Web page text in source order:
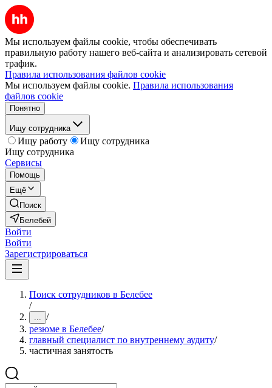
Мы используем файлы cookie, чтобы обеспечивать
правильную работу нашего веб-сайта и анализировать сетевой
трафик.
Правила использования файлов cookie
Мы используем файлы cookie. Правила использования
файлов cookie
Понятно
Ищу сотрудника
Ищу работу
Ищу сотрудника
Ищу сотрудника
Сервисы
Помощь
Ещё
Поиск
Белебей
Войти
Войти
Зарегистрироваться
Поиск сотрудников в Белебее
/
... /
резюме в Белебее/
главный специалист по внутреннему аудиту/
частичная занятость